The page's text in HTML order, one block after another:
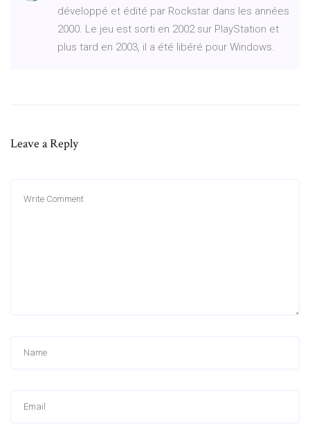
développé et édité par Rockstar dans les années
2000. Le jeu est sorti en 2002 sur PlayStation et
plus tard en 2003, il a été libéré pour Windows.
Leave a Reply